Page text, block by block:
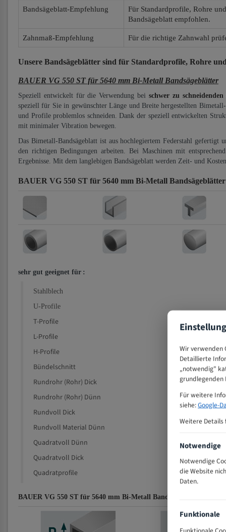
Bandsägeblatt-Empfehlung
Für Standardprofile, Rohre
Bandsägeblatt empfohlen.
Zahnmaß-Empfehlung Für die richtige Zahnwahl
Unsere Bandsägeblätter sind für Standardprofile, Rohre
BAUER VG 550 ST für 5640 mm Bi-Metall Bandsägeblätter
Speziell entwickelt für die Verwendung bei schwer zu
speziell für Sie in gewünschter Länge und Breite hergestellten
und Profile problemlos schneiden. Dank der speziell entwickelten
mit minimaler Vibration bewegen.
Das Bimetall-Bandsägeblatt ist aus hochlegiertem Federstahl
den richtigen Bedingungen arbeiten. Bei Maschinen mit
Ergebnisse. Mit dem langlebigen Bandsägeblatt werden Zeit- und
BAUER VG 550 ST für 5640 mm Bi-Metall Bandsägeblätter
sehr gut geeignet für :
Stahlblech
U-Profile
T-Profile
L-Profile
H-Profile
Bündelschnitt
Rundrohr (Rohr) Dick
Rundrohr (Rohr) Dünn
Rundvoll Dick
Rundvoll Material Dünn
Quadratvoll Dünn
Quadratvoll Dick
Quadratprofile
BAUER VG 550 ST für 5640 mm Bi-Metall Bandsägeblätter
Wir verwenden
Detaillierte
„notwendig"
grundlegenden
Für weitere
siehe:Google-
Weitere Details
Notwendige
Notwendige
die Website
Daten.
Funktionale